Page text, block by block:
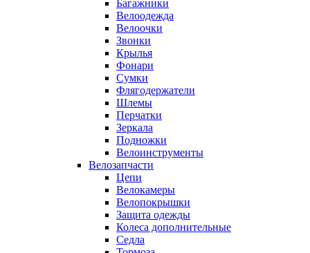
Багажники
Велоодежда
Велоочки
Звонки
Крылья
Фонари
Сумки
Флягодержатели
Шлемы
Перчатки
Зеркала
Подножки
Велоинструменты
Велозапчасти
Цепи
Велокамеры
Велопокрышки
Защита одежды
Колеса дополнительные
Седла